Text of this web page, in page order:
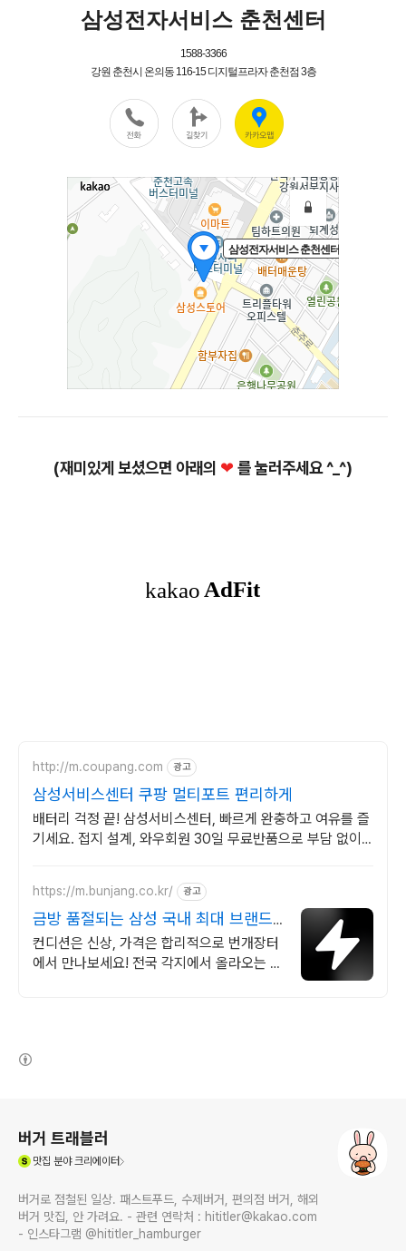
(재미있게 보셨으면 아래의 ❤ 를 눌러주세요 ^_^)
http://m.coupang.com 광고
삼성서비스센터 쿠팡 멀티포트 편리하게
배터리 걱정 끝! 삼성서비스센터, 빠르게 완충하고 여유를 즐
기세요. 접지 설계, 와우회원 30일 무료반품으로 부담 없이
https://m.bunjang.co.kr/ 광고
금방 품절되는 삼성 국내 최대 브랜드
중고거래
컨디션은 신상, 가격은 합리적으로 번개장터
에서 만나보세요! 전국 각지에서 올라오는 전
버거 트래블러
맛집 분야 크리에이터
버거로 점철된 일상. 패스트푸드, 수제버거, 편의점 버거, 해외
버거 맛집, 안 가려요. - 관련 연락처 : hititler@kakao.com
- 인스타그램 @hititler_hamburger